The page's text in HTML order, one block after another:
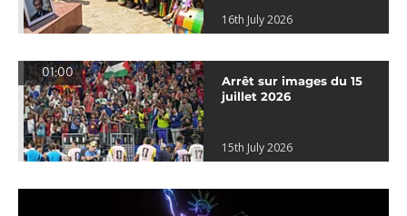
16th July 2026
01:00
Arrêt sur images du 15
juillet 2026
15th July 2026